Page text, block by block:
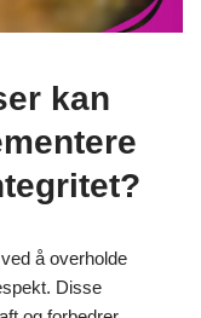
kan
å overholde
Disse